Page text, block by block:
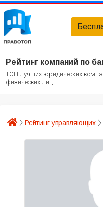
Рейтинг компаний по
ТОП лучших юридических
физических лиц
Рейтинг управляющих